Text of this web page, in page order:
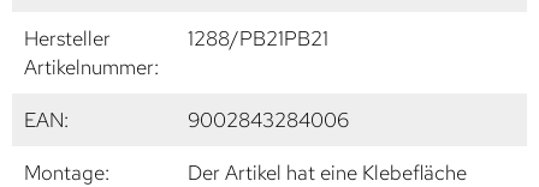
Hersteller
Artikelnummer:
1288/PB21PB21
EAN:
9002843284006
Montage:
Der Artikel hat eine Klebefläche